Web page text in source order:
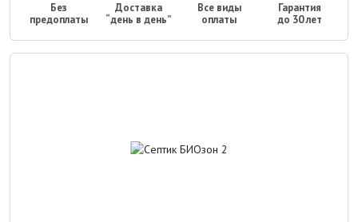
Без
предоплаты
Доставка
“день в день”
Все виды
оплаты
Гарантия
до 30 лет